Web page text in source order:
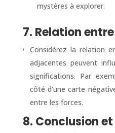
mystères à explorer.
7. Relation
Considérez la relation
adjacentes peuvent
significations. Par
côté d’une carte
entre les forces.
8. Conclusion